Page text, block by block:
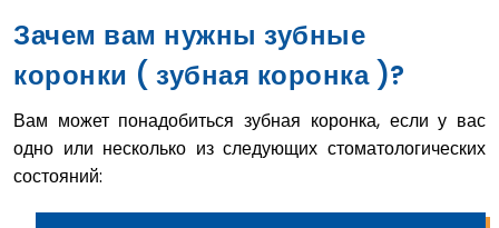
Зачем вам нужны зубные
коронки ( зубная коронка )?
Вам может понадобиться зубная коронка, если у вас
одно или несколько из следующих стоматологических
состояний: